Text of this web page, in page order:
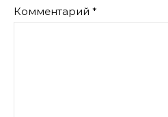
Комментарий *